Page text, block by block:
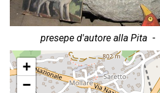
presepe d'autore alla Pita -
+
−